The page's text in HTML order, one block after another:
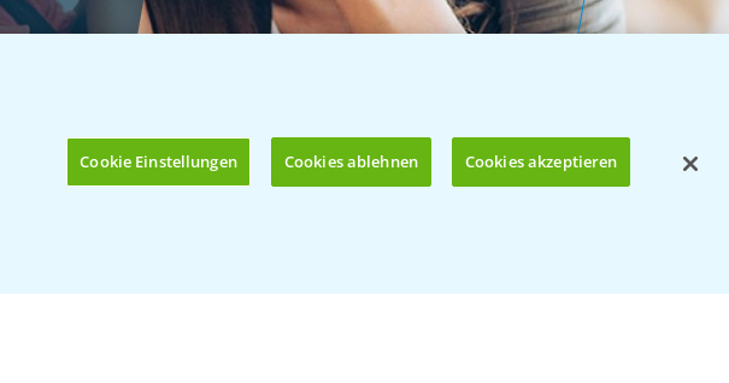
Cookie Einstellungen Cookies ablehnen Cookies akzeptieren